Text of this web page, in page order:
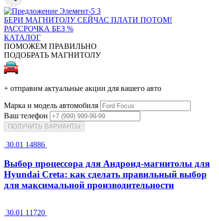
БЕРИ МАГНИТОЛУ СЕЙЧАС ПЛАТИ ПОТОМ!
РАССРОЧКА БЕЗ %
КАТАЛОГ
ПОМОЖЕМ ПРАВИЛЬНО
ПОДОБРАТЬ МАГНИТОЛУ
+ отправим актуальные акции для вашего авто
Марка и модель автомобиля
Ваш телефон
ПОЛУЧИТЬ ВАРИАНТЫ
30.01 14886
Выбор процессора для Андроид-магнитолы для
Hyundai Creta: как сделать правильный выбор
для максимальной производительности
30.01 11720